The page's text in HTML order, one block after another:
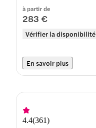
à partir de
283 €
Vérifier la disponibilité
En savoir plus
4.4(361)